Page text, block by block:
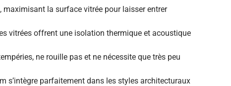
la surface vitrée pour laisser entrer
vitrées offrent une isolation thermique et acoustique
ne rouille pas et ne nécessite que très peu
s’intègre parfaitement dans les styles architecturaux